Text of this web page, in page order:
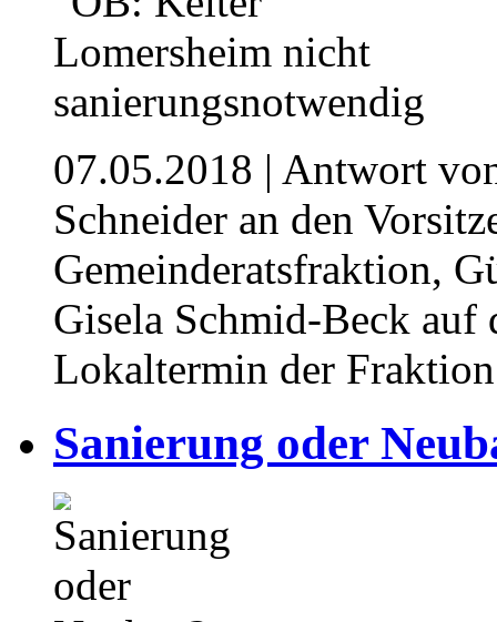
07.05.2018 | Antwort
Schneider an den
Gemeinderatsfraktion,
Gisela Schmid-Beck auf
Lokaltermin der Fraktion
Sanierung oder